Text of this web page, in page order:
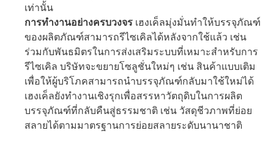
เท่านั้น
การทำงานอย่างครบวงจร เฮงเค็ลมุ่งมั่นทำให้บรรจุภัณฑ์
ของผลิตภัณฑ์สามารถรีไซเคิลได้หลังจากใช้แล้ว เช่น
ร่วมกับพันธมิตรในการส่งเสริมระบบที่เหมาะสำหรับการ
รีไซเคิล บริษัทจะขยายโซลูชั่นใหม่ๆ เช่น สินค้าแบบเติม
เพื่อให้ผู้บริโภคสามารถนำบรรจุภัณฑ์กลับมาใช้ใหม่ได้
เฮงเค็ลยังทำงานเชิงรุกเพื่อสรรหาวัตถุดิบในการผลิต
บรรจุภัณฑ์ที่กลับคืนสู่ธรรมชาติ เช่น วัสดุชีวภาพที่ย่อย
สลายได้ตามมาตรฐานการย่อยสลายระดับนานาชาติ